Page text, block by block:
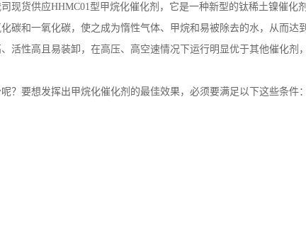
现货供应HHMC01 型甲烷化催化剂，它是一种新型的钛稀土镍催化
碳和一氧化碳，使之成为惰性气体、甲烷和易被除去的水，从而达
活性高且易装卸，在高压、高空速情况下运行明显优于其他催化剂
？要想发挥出甲烷化催化剂的最佳效果，必须要满足以下这些条件：